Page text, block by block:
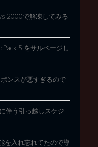
2000で解凍してみる
Pack 5 をサルベージし
ンスが悪すぎるので
伴う引っ越しスケジ
を入れ忘れてたので導